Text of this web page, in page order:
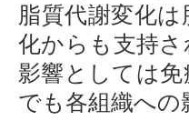
脂質代謝変化
化からも支持
影響としては
でも各組織へ